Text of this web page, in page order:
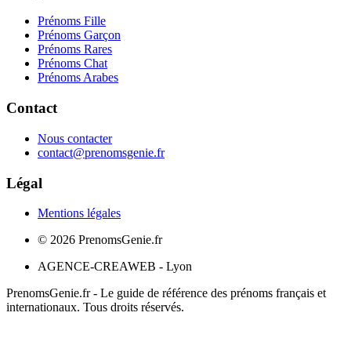
Prénoms Fille
Prénoms Garçon
Prénoms Rares
Prénoms Chat
Prénoms Arabes
Contact
Nous contacter
contact@prenomsgenie.fr
Légal
Mentions légales
© 2026 PrenomsGenie.fr
AGENCE-CREAWEB - Lyon
PrenomsGenie.fr - Le guide de référence des prénoms français et
internationaux. Tous droits réservés.